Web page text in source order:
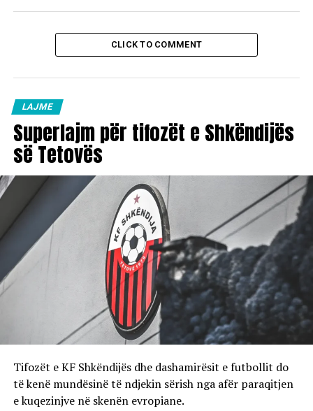
CLICK TO COMMENT
LAJME
Superlajm për tifozët e Shkëndijës
së Tetovës
Tifozët e KF Shkëndijës dhe dashamirësit e futbollit do
të kenë mundësinë të ndjekin sërish nga afër paraqitjen
e kuqezinjve në skenën evropiane.